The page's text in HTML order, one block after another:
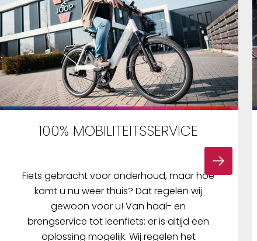
100% MOBILITEITSSERVICE
Fiets gebracht voor onderhoud, maar hoe
komt u nu weer thuis? Dat regelen wij
gewoon voor u! Van haal- en
brengservice tot leenfiets: er is altijd een
oplossing mogelijk. Wij regelen het